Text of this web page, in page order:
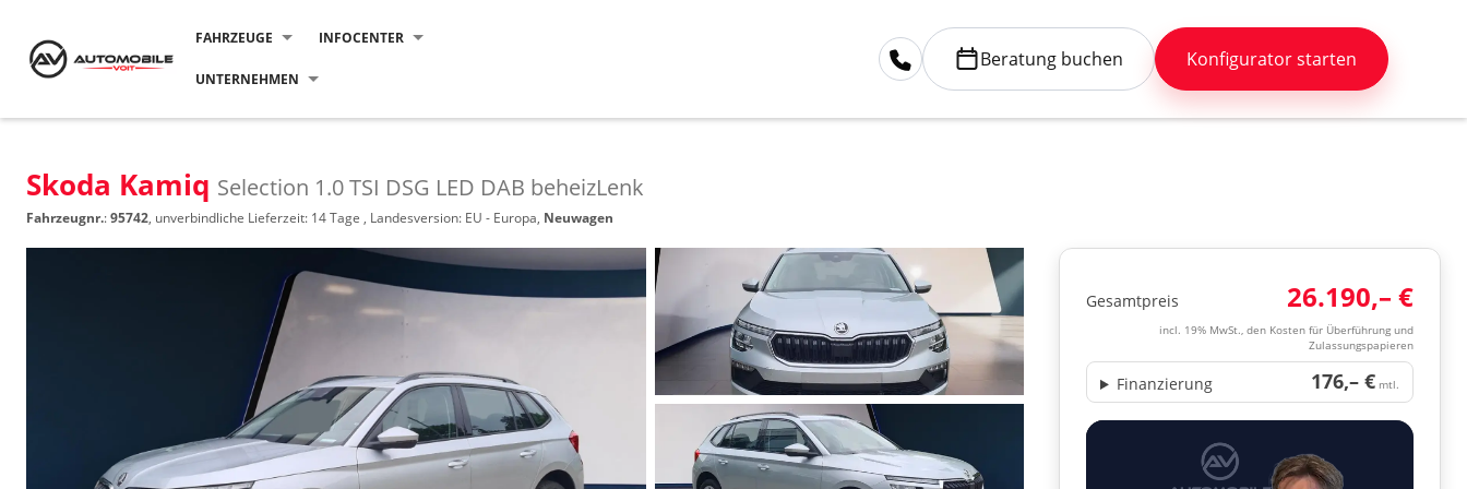
FAHRZEUGE INFOCENTER
UNTERNEHMEN
Beratung buchen Konfigurator starten
Skoda Kamiq Selection 1.0 TSI DSG LED DAB beheizLenk
Fahrzeugnr.:95742, unverbindliche Lieferzeit: 14 Tage , Landesversion: EU - Europa, Neuwagen
Gesamtpreis 26.190,– €
incl. 19% MwSt., den Kosten für Überführung und
Zulassungspapieren
176,– € mtl.
Finanzierung